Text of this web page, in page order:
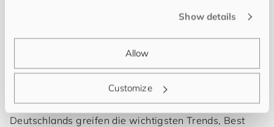
Show details
Allow
Customize
und viele mehr…
Die führenden Digitalexpert*innen
Deutschlands greifen die wichtigsten Trends, Best